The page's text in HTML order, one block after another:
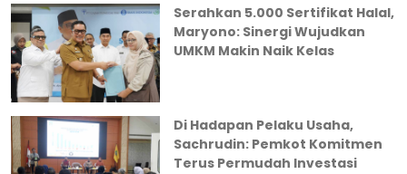
Serahkan 5.000 Sertifikat Halal,
Maryono: Sinergi Wujudkan
UMKM Makin Naik Kelas
Di Hadapan Pelaku Usaha,
Sachrudin: Pemkot Komitmen
Terus Permudah Investasi